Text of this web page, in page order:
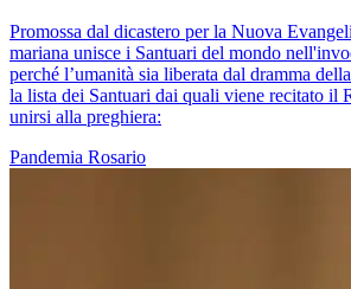
Promossa dal dicastero per la Nuova
mariana unisce i Santuari del mondo
perché l’umanità sia liberata dal dramma
la lista dei Santuari dai quali viene recitato il
unirsi alla preghiera:
Pandemia Rosario